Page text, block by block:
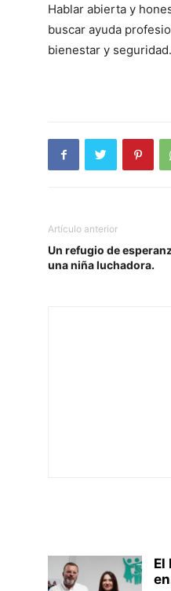
Hablar abierta y
buscar ayuda
bienestar y seguridad.
Artículo anterior
Un refugio de
una niña luchadora.
El